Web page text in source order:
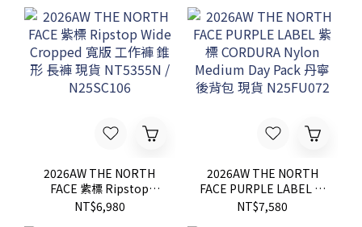
2026AW THE NORTH
FACE 紫標 Ripstop
Wide Cropped 寬版 工作
褲 錐形 長褲 現貨
NT$6,980
2026AW THE NORTH
FACE PURPLE LABEL 紫
標 CORDURA Nylon
Medium Day Pack 丹寧
NT$7,580